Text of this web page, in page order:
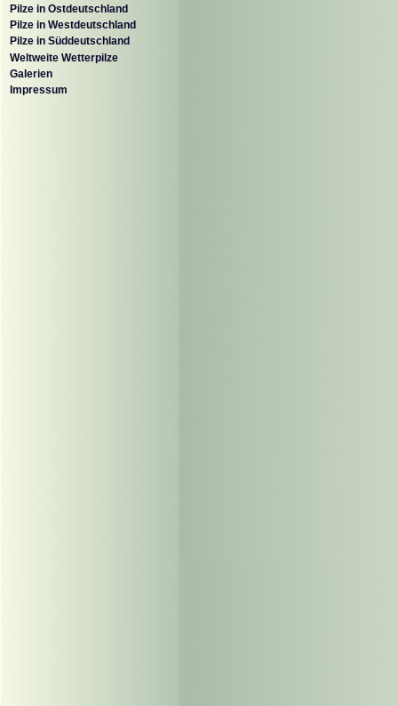
Pilze in Ostdeutschland
Pilze in Westdeutschland
Pilze in Süddeutschland
Weltweite Wetterpilze
Galerien
Impressum